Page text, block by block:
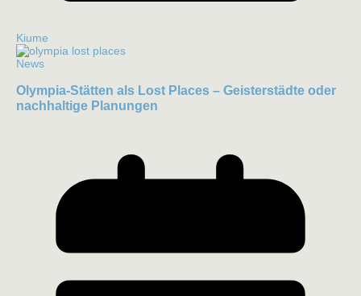
Kiume
News
Olympia-Stätten als Lost Places – Geisterstädte oder
nachhaltige Planungen